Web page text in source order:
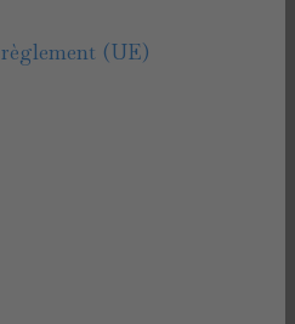
règlement (UE)